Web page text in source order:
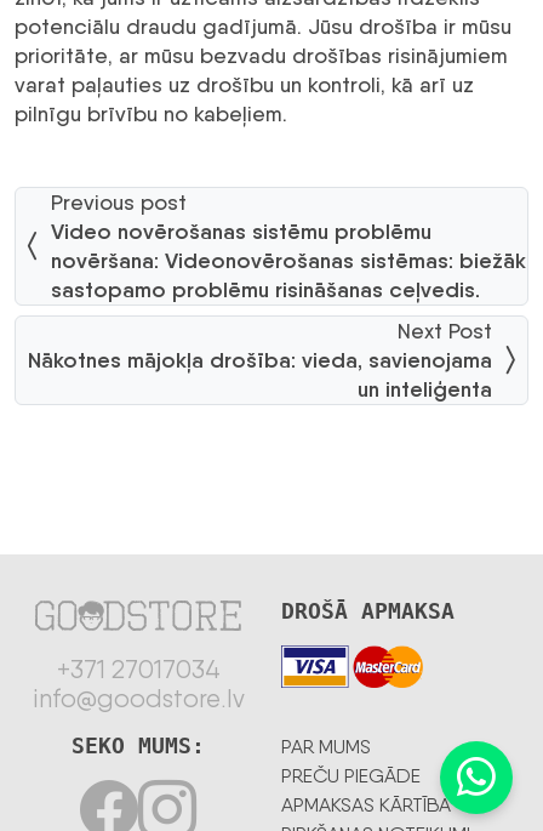
potenciālu draudu gadījumā. Jūsu drošība ir mūsu
prioritāte, ar mūsu bezvadu drošības risinājumiem
varat paļauties uz drošību un kontroli, kā arī uz
pilnīgu brīvību no kabeļiem.
Previous post
Video novērošanas sistēmu problēmu
novēršana: Videonovērošanas sistēmas: biežāk
sastopamo problēmu risināšanas ceļvedis.
Next Post
Nākotnes mājokļa drošība: vieda, savienojama
un inteliģenta
+371 27017034
info@goodstore.lv
DROŠĀ APMAKSA
PAR MUMS
PREČU PIEGĀDE
APMAKSAS KĀRTĪBA
SEKO MUMS: